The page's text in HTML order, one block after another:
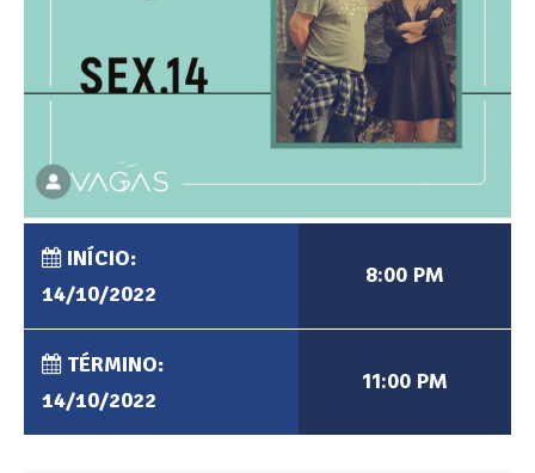
INÍCIO:
14/10/2022
8:00 PM
TÉRMINO:
14/10/2022
11:00 PM